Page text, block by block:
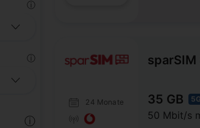
ⓘ
ⓘ
ⓘ
24 Monate
sparSIM
35 GB 5G
50 Mbit/s